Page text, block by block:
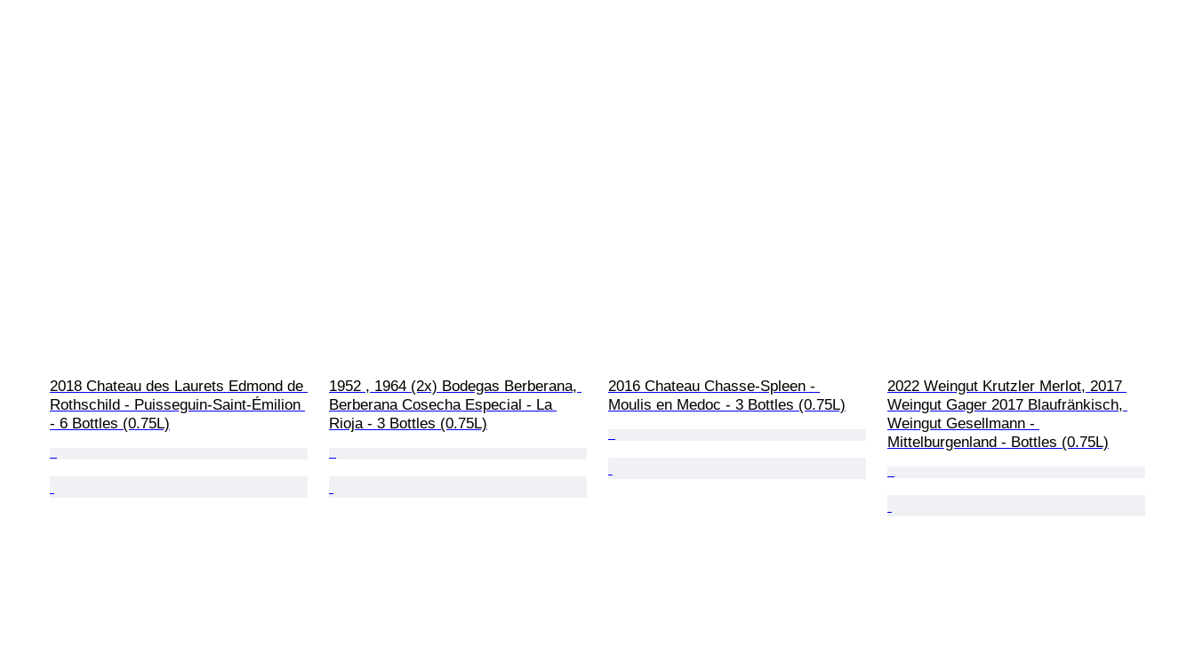
2018 Chateau des Laurets Edmond de
Rothschild - Puisseguin-Saint-Émilion
- 6 Bottles (0.75L)
1952 , 1964 (2x) Bodegas Berberana,
Berberana Cosecha Especial - La
Rioja - 3 Bottles (0.75L)
2016 Chateau Chasse-Spleen -
Moulis en Medoc - 3 Bottles (0.75L)
2022 Weingut Krutzler Merlot, 2017
Weingut Gager 2017 Blaufränkisch,
Weingut Gesellmann -
Mittelburgenland - Bottles (0.75L)